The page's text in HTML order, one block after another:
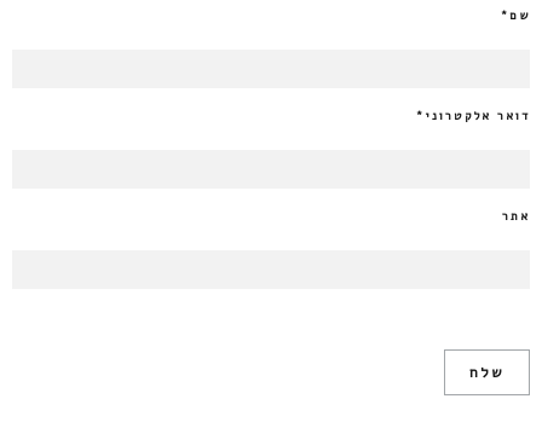
שם*
דואר אלקטרוני *
אתר